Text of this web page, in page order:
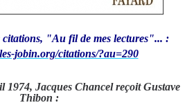
citations, "Au fil de mes lectures"... :
jobin.org/citations/?au=290
1974, Jacques Chancel reçoit Gustave
Thibon :